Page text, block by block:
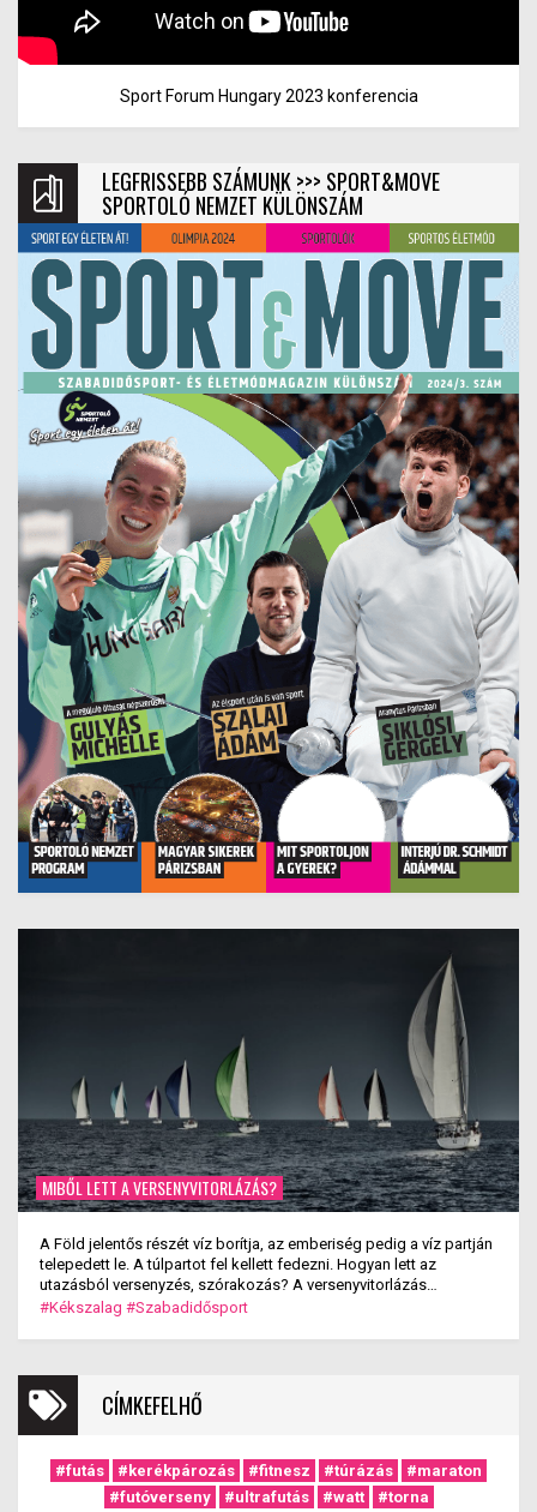
Sport Forum Hungary 2023 konferencia
LEGFRISSEBB SZÁMUNK >>> SPORT&MOVE
SPORTOLÓ NEMZET KÜLÖNSZÁM
MIBŐL LETT A VERSENYVITORLÁZÁS?
A Föld jelentős részét víz borítja, az emberiség pedig a víz partján
telepedett le. A túlpartot fel kellett fedezni. Hogyan lett az
utazásból versenyzés, szórakozás? A versenyvitorlázás
kialakulása.
#Kékszalag #Szabadidősport
CÍMKEFELHŐ
#futás #kerékpározás #fitnesz #túrázás
#maraton
#futóverseny
#ultrafutás #watt #torna